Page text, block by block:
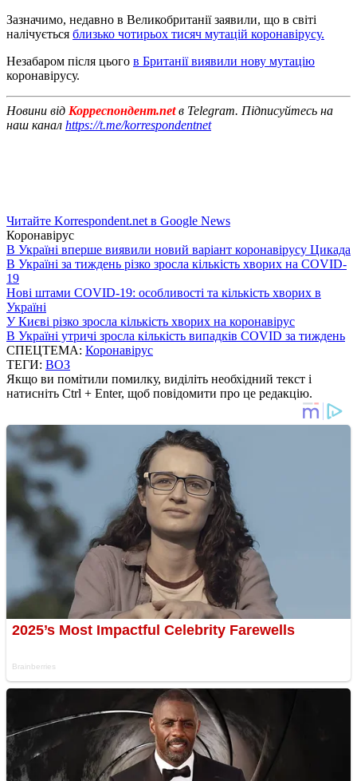
Зазначимо, недавно в Великобританії заявили, що в світі
налічується близько чотирьох тисяч мутацій коронавірусу.
Незабаром після цього в Британії виявили нову мутацію
коронавірусу.
Новини від Корреспондент.netв Telegram. Підписуйтесь на
наш канал https://t.me/korrespondentnet
Читайте Korrespondent.net в Google News
Коронавірус
В Україні вперше виявили новий варіант коронавірусу Цикада
В Україні за тиждень різко зросла кількість хворих на COVID-
19
Нові штами COVID-19: особливості та кількість хворих в
Україні
У Києві різко зросла кількість хворих на коронавірус
В Україні утричі зросла кількість випадків COVID за тиждень
СПЕЦТЕМА: Коронавірус
ТЕГИ: ВОЗ
Якщо ви помітили помилку, виділіть необхідний текст і
натисніть Ctrl + Enter, щоб повідомити про це редакцію.